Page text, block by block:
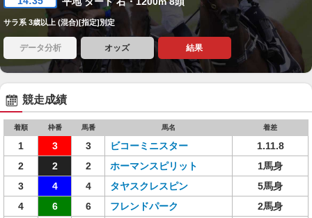
サラ系 3歳以上 (混合)[指定]別定
データ分析 オッズ 結果
競走成績
着順 枠番 馬番 馬名 着差
1 3 3 ビコーミニスター
1.11.8
2
2 2 ホーマンスピリット
1馬身
3
4 4 タヤスクレスピン
5馬身
4
6 6 フレンドパーク
2馬身